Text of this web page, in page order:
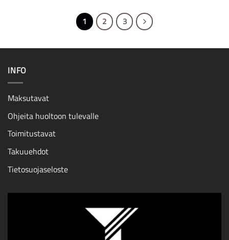
1 2 3
INFO
Maksutavat
Ohjeita huoltoon tulevalle
Toimitustavat
Takuuehdot
Tietosuojaseloste